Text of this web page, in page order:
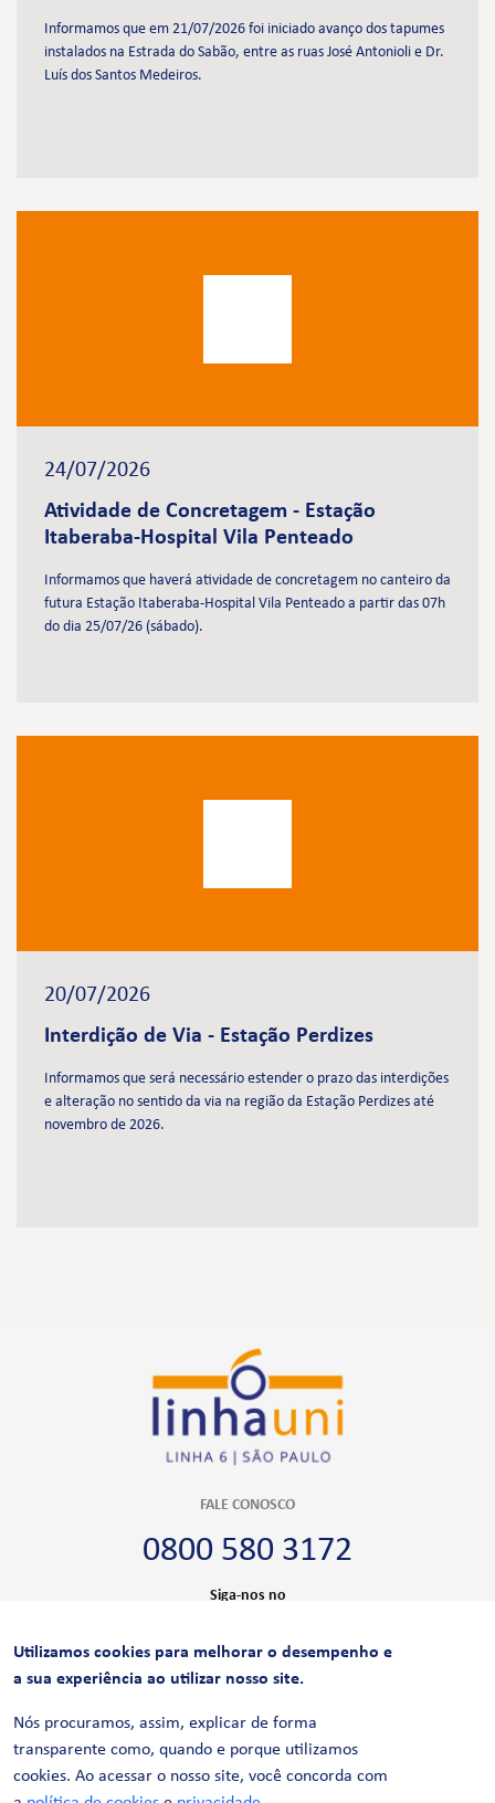
Informamos que em 21/07/2026 foi iniciado avanço dos tapumes
instalados na Estrada do Sabão, entre as ruas José Antonioli e Dr.
Luís dos Santos Medeiros.
24/07/2026
Atividade de Concretagem - Estação
Itaberaba-Hospital Vila Penteado
Informamos que haverá atividade de concretagem no canteiro da
futura Estação Itaberaba-Hospital Vila Penteado a partir das 07h
do dia 25/07/26 (sábado).
20/07/2026
Interdição de Via - Estação Perdizes
Informamos que será necessário estender o prazo das interdições
e alteração no sentido da via na região da Estação Perdizes até
novembro de 2026.
FALE CONOSCO
0800 580 3172
Siga-nos no
CERTIFICAÇÕES
Utilizamos cookies para melhorar o desempenho e
a sua experiência ao utilizar nosso site.
Nós procuramos, assim, explicar de forma
transparente como, quando e porque utilizamos
cookies. Ao acessar o nosso site, você concorda com